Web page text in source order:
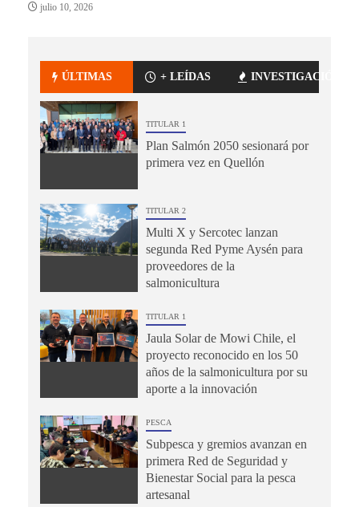
julio 10, 2026
ÚLTIMAS + LEÍDAS INVESTIGACIÓN
TITULAR 1
Plan Salmón 2050 sesionará por
primera vez en Quellón
TITULAR 2
Multi X y Sercotec lanzan
segunda Red Pyme Aysén para
proveedores de la
salmonicultura
TITULAR 1
Jaula Solar de Mowi Chile, el
proyecto reconocido en los 50
años de la salmonicultura por su
aporte a la innovación
PESCA
Subpesca y gremios avanzan en
primera Red de Seguridad y
Bienestar Social para la pesca
artesanal